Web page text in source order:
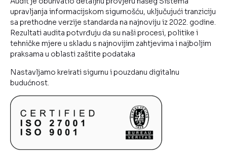
upravljanja informacijskom sigurnošću, uključujući tranziciju
sa prethodne verzije standarda na najnoviju iz 2022. godine.
Rezultati audita potvrđuju da su naši procesi, politike i
tehničke mjere u skladu s najnovijim zahtjevima i najboljim
praksama u oblasti zaštite podataka
Nastavljamo kreirati sigurnu i pouzdanu digitalnu
budućnost.